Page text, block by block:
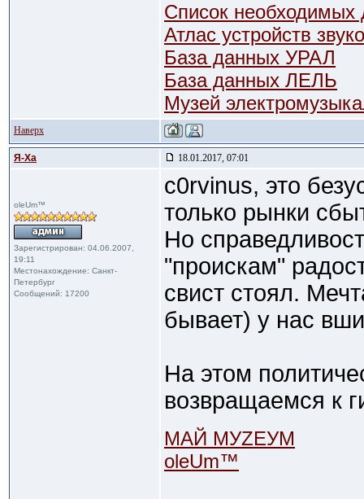
Список необходимых
Атлас устройств
База данных УРАЛ
База данных ЛЕЛЬ
Музей
Наверх
Я-Ха 18.01.2017, 07:01
oleUm™
Зарегистрирован: 04.06.2007,
19:11
Местонахождение: Санкт-
Петербург
Сообщений: 17200
c0rvinus, это
только рынки
Но
"проискам"
свист стоял.
бывает) у нас
На этом
возвращаемся к
МАЙ МУZЕУМ
oleUm™